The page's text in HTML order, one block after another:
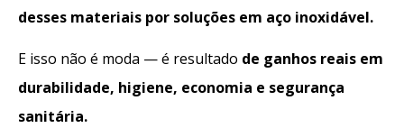
desses materiais por soluções em aço inoxidável.
E isso não é moda — é resultado de ganhos reais em
durabilidade, higiene, economia e segurança
sanitária.